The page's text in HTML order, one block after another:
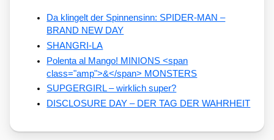
Da klingelt der Spinnensinn: SPIDER-MAN –
BRAND NEW DAY
SHANGRI-LA
Polenta al Mango! MINIONS <span
class="amp">&</span> MONSTERS
SUPGERGIRL – wirklich super?
DISCLOSURE DAY – DER TAG DER WAHRHEIT